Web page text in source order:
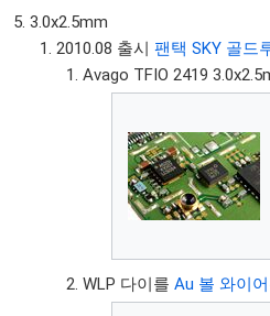
3.0x2.5mm
2010.08 출시팬택 SKY 골드
Avago TFIO 2419
WLP 다이를Au 볼 와이